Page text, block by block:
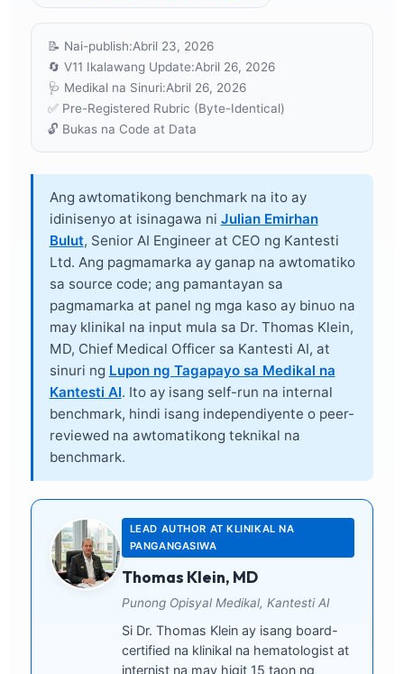
📝 Nai-publish:Abril 23, 2026
🔄 V11 Ikalawang Update:Abril 26, 2026
🩺 Medikal na Sinuri:Abril 26, 2026
✅ Pre-Registered Rubric (Byte-Identical)
🔓 Bukas na Code at Data
Ang awtomatikong benchmark na ito ay
idinisenyo at isinagawa ni Julian Emirhan
Bulut, Senior AI Engineer at CEO ng Kantesti
Ltd. Ang pagmamarka ay ganap na awtomatiko
sa source code; ang pamantayan sa
pagmamarka at panel ng mga kaso ay binuo na
may klinikal na input mula sa Dr. Thomas Klein,
MD, Chief Medical Officer sa Kantesti AI, at
sinuri ng Lupon ng Tagapayo sa Medikal na
Kantesti AI. Ito ay isang self-run na internal
benchmark, hindi isang independiyente o peer-
reviewed na awtomatikong teknikal na
benchmark.
LEAD AUTHOR AT KLINIKAL NA
PANGANGASIWA
Thomas Klein, MD
Punong Opisyal Medikal, Kantesti AI
Si Dr. Thomas Klein ay isang board-
certified na klinikal na hematologist at
internist na may higit 15 taon ng